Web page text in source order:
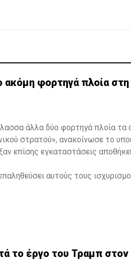
ακόμη φορτηγά πλοία
άλλα δύο φορτηγά πλοία τα
στρατού», ανακοίνωσε το
επίσης εγκαταστάσεις
αυτούς τους
το έργο του Τραμπ